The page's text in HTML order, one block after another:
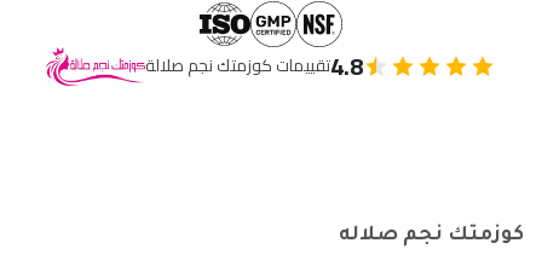
4.8تقييمات كوزمتك نجم صلالة
كوزمتك نجم صلاله